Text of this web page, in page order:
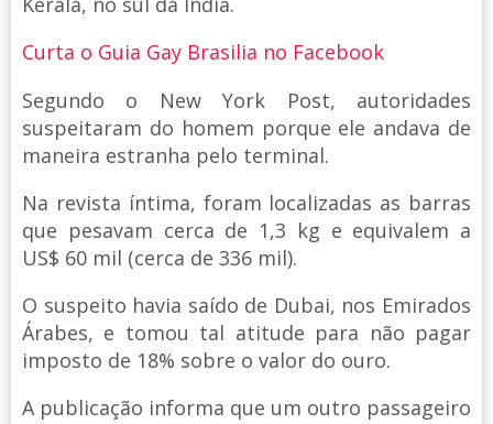
Curta o Guia Gay Brasilia no Facebook
Segundo o New York Post, autoridades
suspeitaram do homem porque ele andava de
maneira estranha pelo terminal.
Na revista íntima, foram localizadas as barras
que pesavam cerca de 1,3 kg e equivalem a
US$ 60 mil (cerca de 336 mil).
O suspeito havia saído de Dubai, nos Emirados
Árabes, e tomou tal atitude para não pagar
imposto de 18% sobre o valor do ouro.
A publicação informa que um outro passageiro